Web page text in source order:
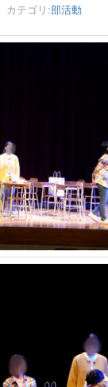
カテゴリ:部活動